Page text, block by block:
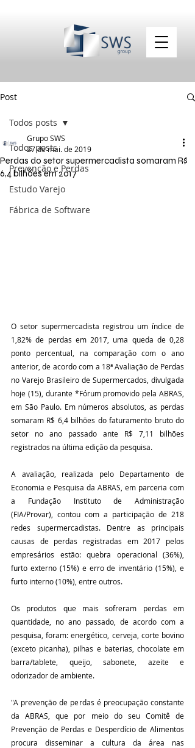
Post
Todos posts
Prevenção e Perdas
Estudo Varejo
Fábrica de Software
Todos posts
Perdas do setor supermercadista somaram R$
6,4 bilhões em 2017
Grupo SWS
27 de mai. de 2019
O setor supermercadista registrou um índice de
1,82% de perdas em 2017, uma queda de 0,28
ponto percentual, na comparação com o ano
anterior, de acordo com a 18ª Avaliação de Perdas
no Varejo Brasileiro de Supermercados, divulgada
hoje (15), durante *Fórum promovido pela ABRAS,
em São Paulo. Em números absolutos, as perdas
somaram R$ 6,4 bilhões do faturamento bruto do
setor no ano passado ante R$ 7,11 bilhões
registrados na última edição da pesquisa.
A avaliação, realizada pelo Departamento de
Economia e Pesquisa da ABRAS, em parceria com
a Fundação Instituto de Administração
(FIA/Provar), contou com a participação de 218
redes supermercadistas. Dentre as principais
causas de perdas registradas em 2017 pelos
empresários estão: quebra operacional (36%),
furto externo (15%) e erro de inventário (15%), e
furto interno (10%), entre outros.
Os produtos que mais sofreram perdas em
quantidade, no ano passado, de acordo com a
pesquisa, foram: energético, cerveja, corte bovino
(exceto picanha), pilhas e baterias, chocolate em
barra/tablete, queijo, sabonete, azeite e
odorizador de ambiente.
"A prevenção de perdas é preocupação constante
da ABRAS, que por meio do seu Comitê de
Prevenção de Perdas e Desperdício de Alimentos
procura disseminar a cultura da área nas